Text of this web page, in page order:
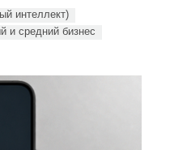
интеллект)
и средний бизнес